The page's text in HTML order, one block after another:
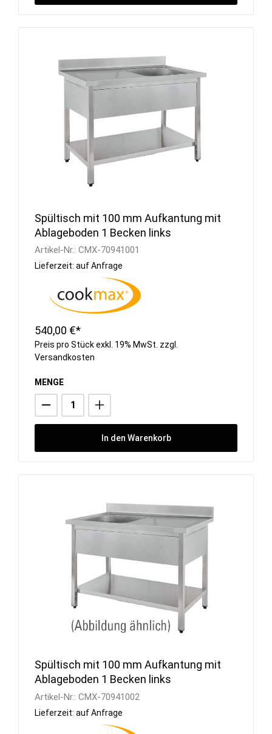
Spültisch mit 100 mm Aufkantung mit
Ablageboden 1 Becken links
Artikel-Nr.: CMX-70941001
Lieferzeit: auf Anfrage
540,00 €*
Preis pro Stück exkl. 19% MwSt. zzgl.
Versandkosten
MENGE
In den Warenkorb
Spültisch mit 100 mm Aufkantung mit
Ablageboden 1 Becken links
Artikel-Nr.: CMX-70941002
Lieferzeit: auf Anfrage